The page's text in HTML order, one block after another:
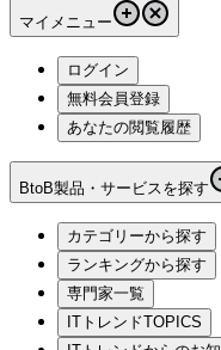
フォレンジックで解決
フォレンジックは、情
どのトラブル発生時に
す。この記事では企業
クで解決できることと
IT製品・サービスの比
ンド。「フォレンジッ
意点を解説」というテ
ンジックツールの製品
参考にしてください。